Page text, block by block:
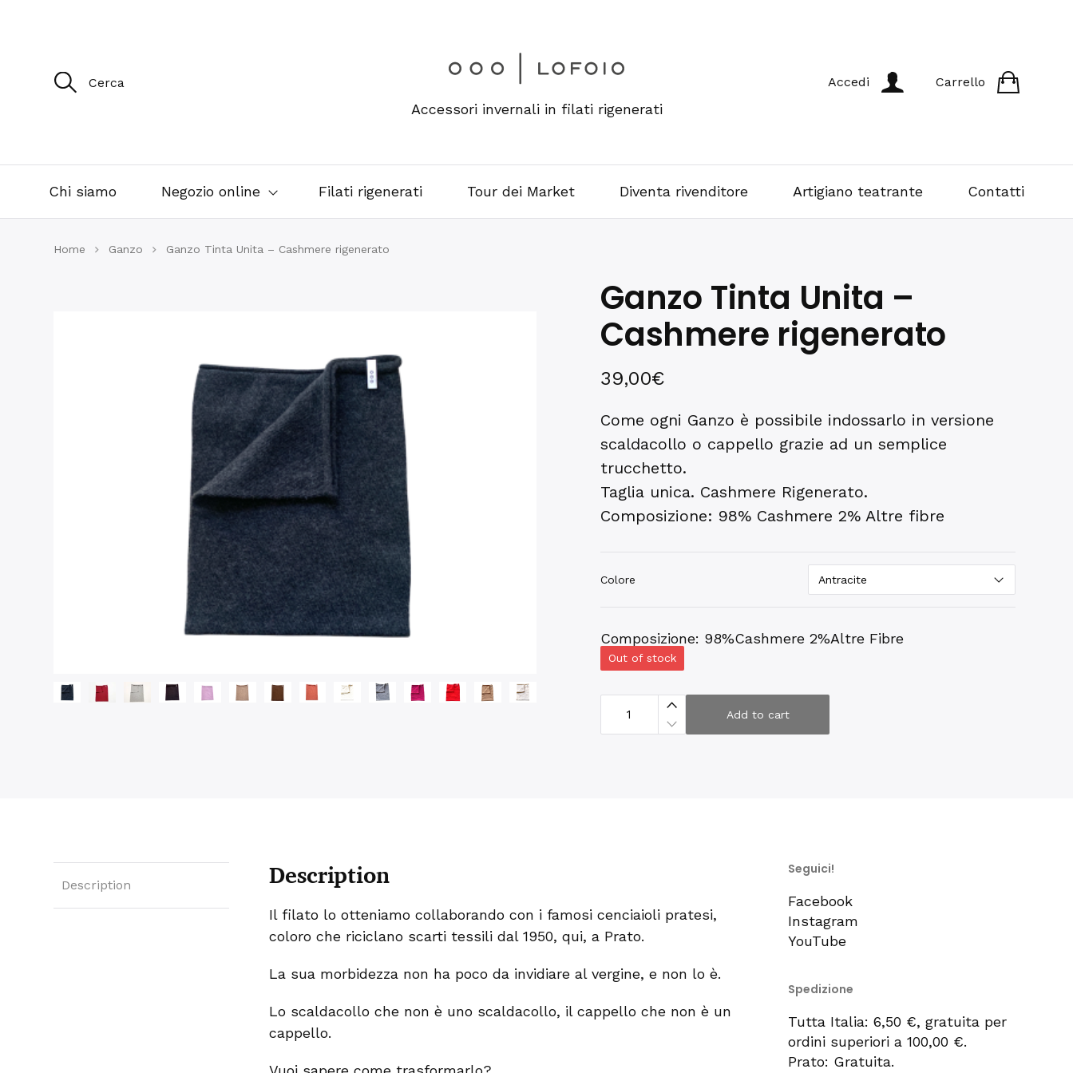
R
i
e
r
:
Accessori invernali in filati rigenerati
Accedi Carrello
Chi siamo Negozio online Filati rigenerati Tour dei Market Diventa rivenditore Artigiano teatrante Contatti
Home Ganzo Ganzo Tinta Unita – Cashmere rigenerato
Ganzo Tinta Unita –
Cashmere rigenerato
39,00€
Come ogni Ganzo è possibile indossarlo in versione
scaldacollo o cappello grazie ad un semplice
trucchetto.
Taglia unica. Cashmere Rigenerato.
Composizione: 98% Cashmere 2% Altre fibre
Colore
Composizione: 98%Cashmere 2%Altre Fibre
Out of stock
G
z
h
m
e
i
n
e
Add to cart
Description Description
Il filato lo otteniamo collaborando con i famosi cenciaioli pratesi,
coloro che riciclano scarti tessili dal 1950, qui, a Prato.
La sua morbidezza non ha poco da invidiare al vergine, e non lo è.
Lo scaldacollo che non è uno scaldacollo, il cappello che non è un
cappello.
Seguici!
Facebook
Instagram
YouTube
Spedizione
Tutta Italia: 6,50 €, gratuita per
ordini superiori a 100,00 €.
Prato: Gratuita.